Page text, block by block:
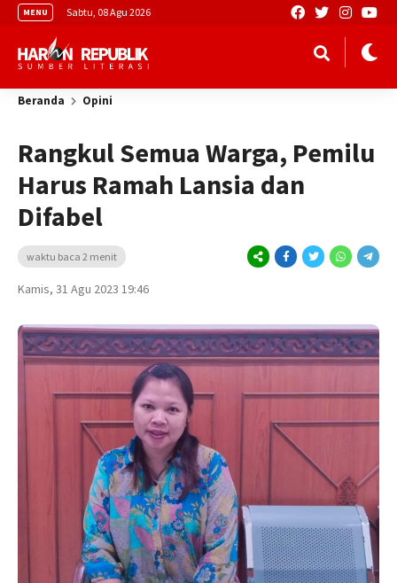
MENU Sabtu, 08 Agu 2026
Beranda Opini
Rangkul Semua Warga, Pemilu
Harus Ramah Lansia dan
Difabel
waktu baca 2 menit
Kamis, 31 Agu 2023 19:46